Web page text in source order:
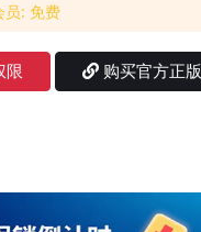
员: 免费
限 购买官方正版